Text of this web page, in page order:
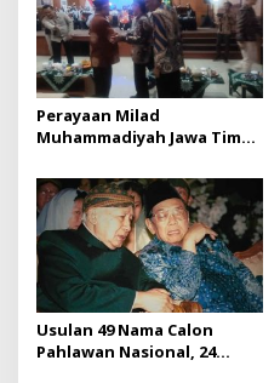
Perayaan Milad
Muhammadiyah Jawa Timur
Usulan 49 Nama Calon
Pahlawan Nasional, 24